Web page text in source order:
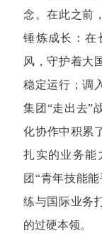
念。在此之前
锤炼成长：在
风，守护着大
稳定运行；调
集团“走出去”
化协作中积累
扎实的业务能
团“青年技能
练与国际业务
的过硬本领。